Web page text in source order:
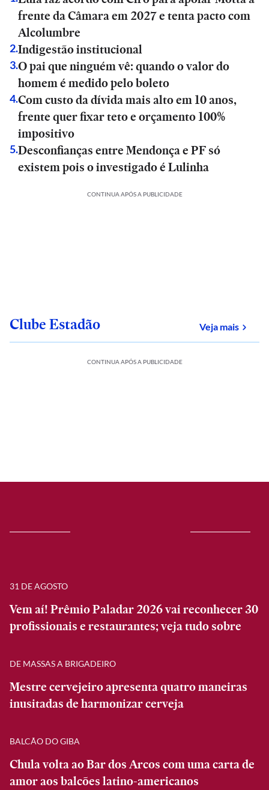
frente da Câmara em 2027 e tenta pacto com
Alcolumbre
2.Indigestão institucional
3.O pai que ninguém vê: quando o valor do
homem é medido pelo boleto
4.Com custo da dívida mais alto em 10 anos,
frente quer fixar teto e orçamento 100%
impositivo
5.Desconfianças entre Mendonça e PF só
existem pois o investigado é Lulinha
CONTINUA APÓS A PUBLICIDADE
Clube Estadão Veja maissobre
CONTINUA APÓS A PUBLICIDADE
31 DE AGOSTO
Vem aí! Prêmio Paladar 2026 vai reconhecer 30
profissionais e restaurantes; veja tudo sobre
DE MASSAS A BRIGADEIRO
Mestre cervejeiro apresenta quatro maneiras
inusitadas de harmonizar cerveja
BALCÃO DO GIBA
Chula volta ao Bar dos Arcos com uma carta de
amor aos balcões latino-americanos